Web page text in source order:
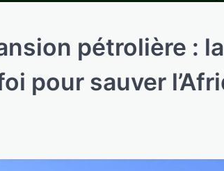
pétrolière :
pour sauver